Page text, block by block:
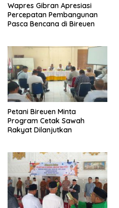
Wapres Gibran Apresiasi
Percepatan Pembangunan
Pasca Bencana di Bireuen
Petani Bireuen Minta
Program Cetak Sawah
Rakyat Dilanjutkan